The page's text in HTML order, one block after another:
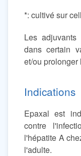
*: cultivé sur
Les
dans certain
et/ou prolonger
Indications
Epaxal est
contre
l'hépatite A
l'adulte.